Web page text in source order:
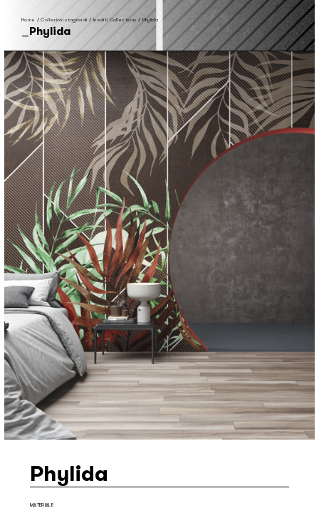
Home /Collezioni stagionali/ Inediti Collections / Phylida
Phylida
Phylida
MATERIALE